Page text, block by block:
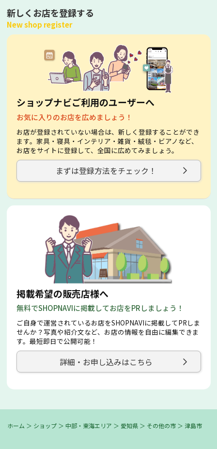
新しくお店を登録する
New shop register
ショップナビご利用のユーザーへ
お気に入りのお店を広めましょう！
お店が登録されていない場合は、新しく登録することができ
ます。家具・寝具・インテリア・雑貨・絨毯・ビアノなど、
お店をサイトに登録して、全国に広めてみましょう。
まずは登録方法をチェック！
掲載希望の販売店様へ
無料でSHOPNAVIに掲載してお店をPRしましょう！
ご自身で運営されているお店をSHOPNAVIに掲載してPRしま
せんか？写真や紹介文など、お店の情報を自由に編集できま
す。最短即日で公開可能！
詳細・お申し込みはこちら
ホーム ＞ ショップ ＞ 中部・東海エリア ＞ 愛知県 ＞ その他の市 ＞ 津島市